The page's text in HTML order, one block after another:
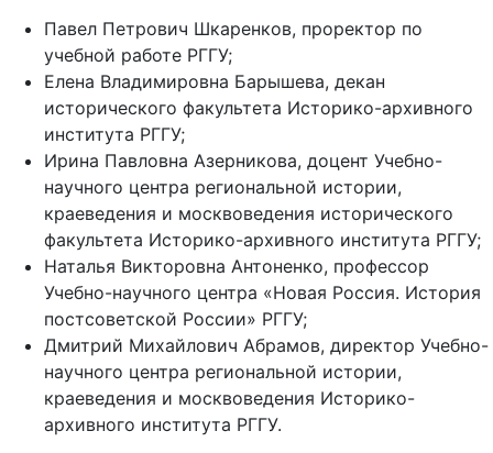
Павел Петрович Шкаренков, проректор по
учебной работе РГГУ;
Елена Владимировна Барышева, декан
исторического факультета Историко-архивного
института РГГУ;
Ирина Павловна Азерникова, доцент Учебно-
научного центра региональной истории,
краеведения и москвоведения исторического
факультета Историко-архивного института РГГУ;
Наталья Викторовна Антоненко, профессор
Учебно-научного центра «Новая Россия. История
постсоветской России» РГГУ;
Дмитрий Михайлович Абрамов, директор Учебно-
научного центра региональной истории,
краеведения и москвоведения Историко-
архивного института РГГУ.